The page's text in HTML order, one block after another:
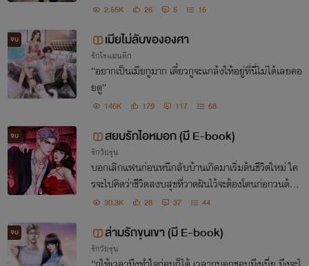
2.55K 26 5 15
จบ เมียไม่ลับขององศา
รักโรแมนติก
“อยากเป็นเมียกูมาก เดี๋ยวกูจะแกล้งให้อยู่ที่นี่ไม่ได้เลยคอ
ยดู”
146K 179 117 68
จบ สยบรักไอหมอก (มี E-book)
รักวัยรุ่น
บอกเลิกแฟนก่อนหนีกลับบ้านเกิดมาเริ่มต้นชีวิตใหม่ ใค
รจะไปคิดว่าชีวิตสงบสุขที่วาดฝันไว้จะต้องโดนก่อกวนด้วย
‘อดีตรุ่นพี่ที่เคยชอบ’ แต่ตอนนั้นเขาปฏิเสธเธอนี่นา “สาร
30.3K 28 37 44
จบ ล่ามรักขุนเขา (มี E-book)
รักวัยรุ่น